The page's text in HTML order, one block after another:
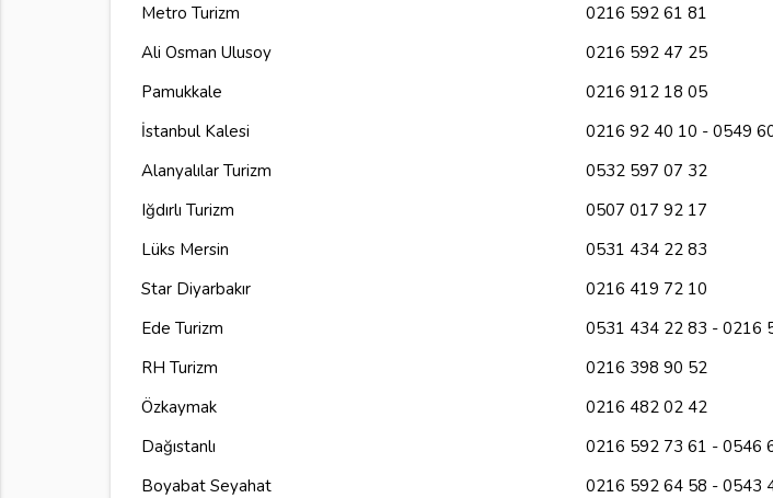
Metro Turizm
0216 592 61 81
Ali Osman Ulusoy
0216 592 47 25
Pamukkale
0216 912 18 05
İstanbul Kalesi
0216 92 40 10 - 0549
Alanyalılar Turizm
0532 597 07 32
Iğdırlı Turizm
0507 017 92 17
Lüks Mersin
0531 434 22 83
Star Diyarbakır
0216 419 72 10
Ede Turizm
0531 434 22 83 - 0216
RH Turizm
0216 398 90 52
Özkaymak
0216 482 02 42
Dağıstanlı
0216 592 73 61 - 0546
Boyabat Seyahat
0216 592 64 58 - 0543